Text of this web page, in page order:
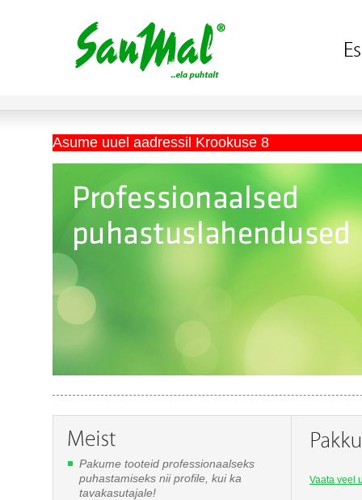
Asume uuel aadressil Krookuse 8
Vaata veel
Pakume tooteid professionaalseks
puhastamiseks nii profile, kui ka
tavakasutajale!